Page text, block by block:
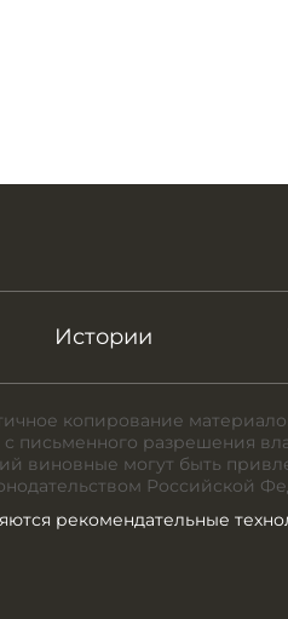
Истории
копирование
письменного разрешения
виновные могут быть
Российской
рекомендательные